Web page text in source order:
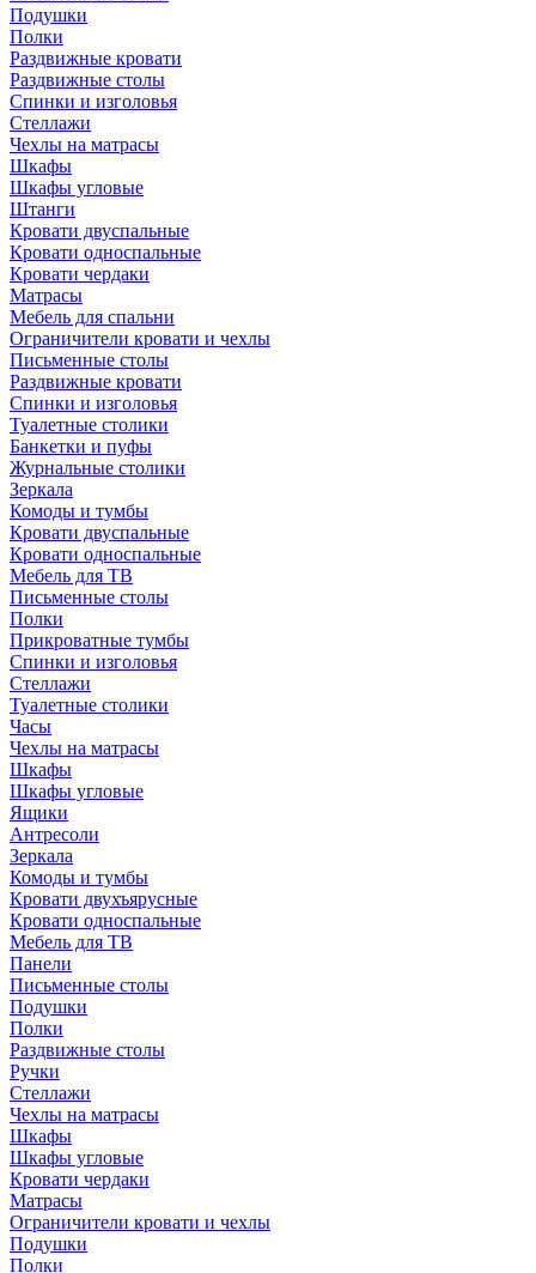
Подушки
Полки
Раздвижные кровати
Раздвижные столы
Спинки и изголовья
Стеллажи
Чехлы на матрасы
Шкафы
Шкафы угловые
Штанги
Кровати двуспальные
Кровати односпальные
Кровати чердаки
Матрасы
Мебель для спальни
Ограничители кровати и чехлы
Письменные столы
Раздвижные кровати
Спинки и изголовья
Туалетные столики
Банкетки и пуфы
Журнальные столики
Зеркала
Комоды и тумбы
Кровати двуспальные
Кровати односпальные
Мебель для ТВ
Письменные столы
Полки
Прикроватные тумбы
Спинки и изголовья
Стеллажи
Туалетные столики
Часы
Чехлы на матрасы
Шкафы
Шкафы угловые
Ящики
Антресоли
Зеркала
Комоды и тумбы
Кровати двухъярусные
Кровати односпальные
Мебель для ТВ
Панели
Письменные столы
Подушки
Полки
Раздвижные столы
Ручки
Стеллажи
Чехлы на матрасы
Шкафы
Шкафы угловые
Кровати чердаки
Матрасы
Ограничители кровати и чехлы
Подушки
Полки